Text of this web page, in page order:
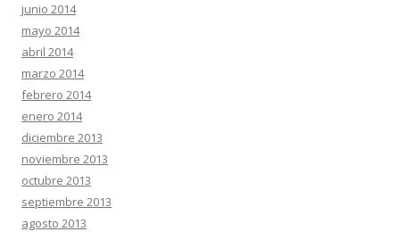
junio 2014
mayo 2014
abril 2014
marzo 2014
febrero 2014
enero 2014
diciembre 2013
noviembre 2013
octubre 2013
septiembre 2013
agosto 2013